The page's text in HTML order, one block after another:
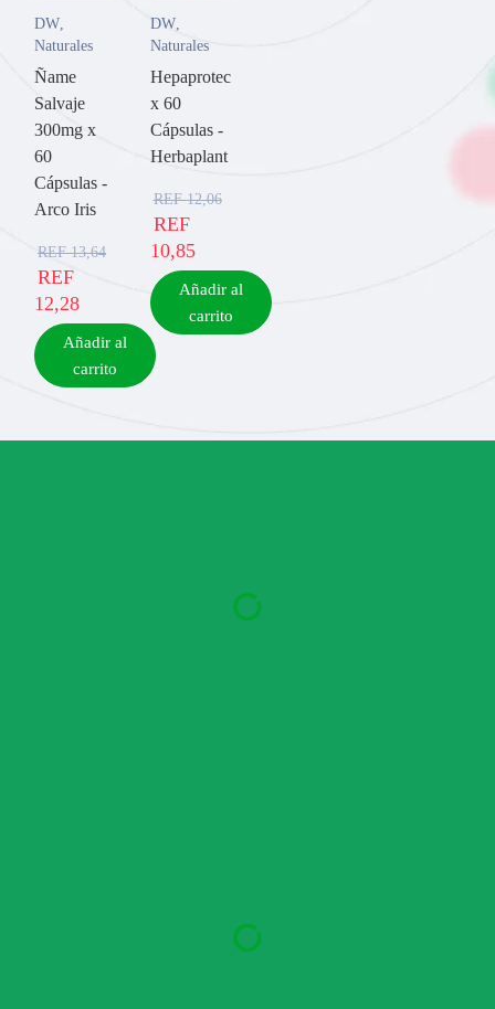
DW,
Naturales
Ñame
Salvaje
300mg x
60
Cápsulas -
Arco Iris
REF13,64
REF
12,28
Añadir al
carrito
DW,
Naturales
Hepaprotec
x 60
Cápsulas -
Herbaplant
REF12,06
REF
10,85
Añadir al
carrito